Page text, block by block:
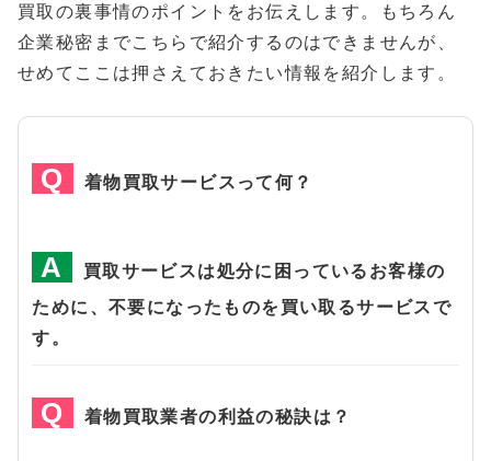
買取の裏事情のポイントをお伝えします。もちろん
企業秘密までこちらで紹介するのはできませんが、
せめてここは押さえておきたい情報を紹介します。
着物買取サービスって何？
買取サービスは処分に困っているお客様の
ために、不要になったものを買い取るサービスで
す。
着物買取業者の利益の秘訣は？